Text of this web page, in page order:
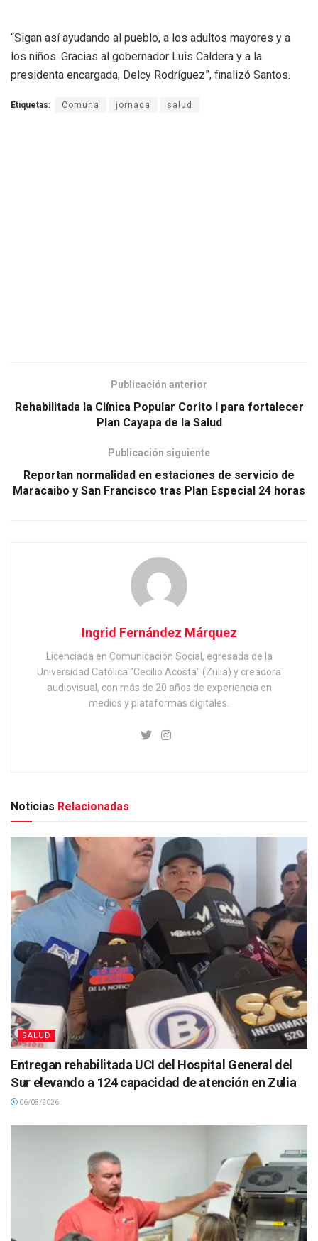
“Sigan así ayudando al pueblo, a los adultos mayores y a
los niños. Gracias al gobernador Luis Caldera y a la
presidenta encargada, Delcy Rodríguez”, finalizó Santos.
Etiquetas: Comuna jornada salud
Publicación anterior
Rehabilitada la Clínica Popular Corito I para fortalecer
Plan Cayapa de la Salud
Publicación siguiente
Reportan normalidad en estaciones de servicio de
Maracaibo y San Francisco tras Plan Especial 24 horas
Ingrid Fernández Márquez
Licenciada en Comunicación Social, egresada de la
Universidad Católica "Cecilio Acosta" (Zulia) y creadora
audiovisual, con más de 20 años de experiencia en
medios y plataformas digitales.
Noticias Relacionadas
SALUD
Entregan rehabilitada UCI del Hospital General del
Sur elevando a 124 capacidad de atención en Zulia
06/08/2026